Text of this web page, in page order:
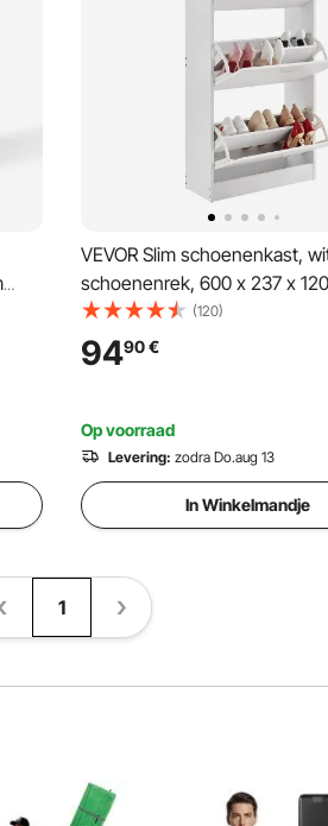
VEVOR Slim schoenenkast,
schoenenrek, 600 x 237 x
schoenenrek met 3 kleppen +
opbergvak, schoenenladekast
draagvermogen van 45,35 kg,
gang
(120)
9490€
Op voorraad
Levering: zodra Do.aug 13
In Winkelmandje
1